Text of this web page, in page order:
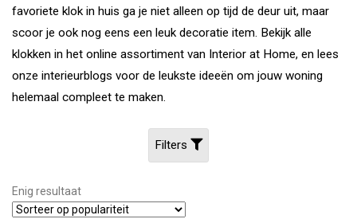
favoriete klok in huis ga je niet alleen op tijd de deur uit, maar
scoor je ook nog eens een leuk decoratie item. Bekijk alle
klokken in het online assortiment van Interior at Home, en lees
onze interieurblogs voor de leukste ideeën om jouw woning
helemaal compleet te maken.
Filters
Enig resultaat